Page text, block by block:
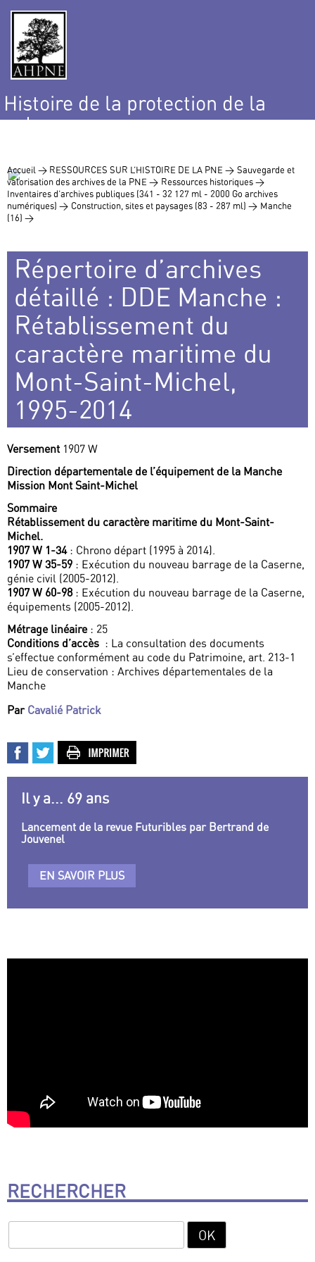
Histoire de la protection de la
nature
Accueil > RESSOURCES SUR L’HISTOIRE DE LA PNE > Sauvegarde et
valorisation des archives de la PNE > Ressources historiques >
Inventaires d’archives publiques (341 - 32 127 ml - 2000 Go archives
numériques) > Construction, sites et paysages (83 - 287 ml) > Manche
(16) >
Répertoire d’archives
détaillé : DDE Manche :
Rétablissement du
caractère maritime du
Mont-Saint-Michel,
1995-2014
Versement 1907 W
Direction départementale de l’équipement de la Manche
Mission Mont Saint-Michel
Sommaire
Rétablissement du caractère maritime du Mont-Saint-
Michel.
1907 W 1-34: Chrono départ (1995 à 2014).
1907 W 35-59 : Exécution du nouveau barrage de la Caserne,
génie civil (2005-2012).
1907 W 60-98: Exécution du nouveau barrage de la Caserne,
équipements (2005-2012).
Métrage linéaire: 25
Conditions d’accès : La consultation des documents
s’effectue conformément au code du Patrimoine, art. 213-1
Lieu de conservation : Archives départementales de la
Manche
Par Cavalié Patrick
Il y a... 69 ans
Lancement de la revue Futuribles par Bertrand de
Jouvenel
EN SAVOIR PLUS
RECHERCHER